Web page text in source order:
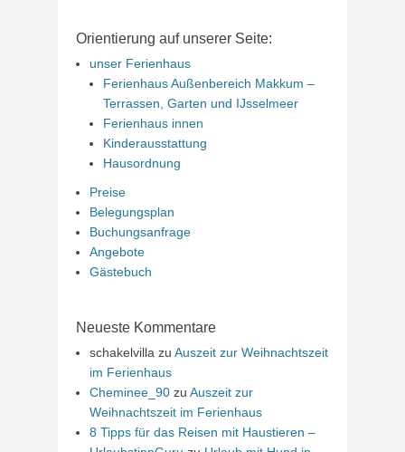
Orientierung auf unserer Seite:
unser Ferienhaus
Ferienhaus Außenbereich Makkum –
Terrassen, Garten und IJsselmeer
Ferienhaus innen
Kinderausstattung
Hausordnung
Preise
Belegungsplan
Buchungsanfrage
Angebote
Gästebuch
Neueste Kommentare
schakelvilla zu Auszeit zur Weihnachtszeit
im Ferienhaus
Cheminee_90 zu Auszeit zur
Weihnachtszeit im Ferienhaus
8 Tipps für das Reisen mit Haustieren –